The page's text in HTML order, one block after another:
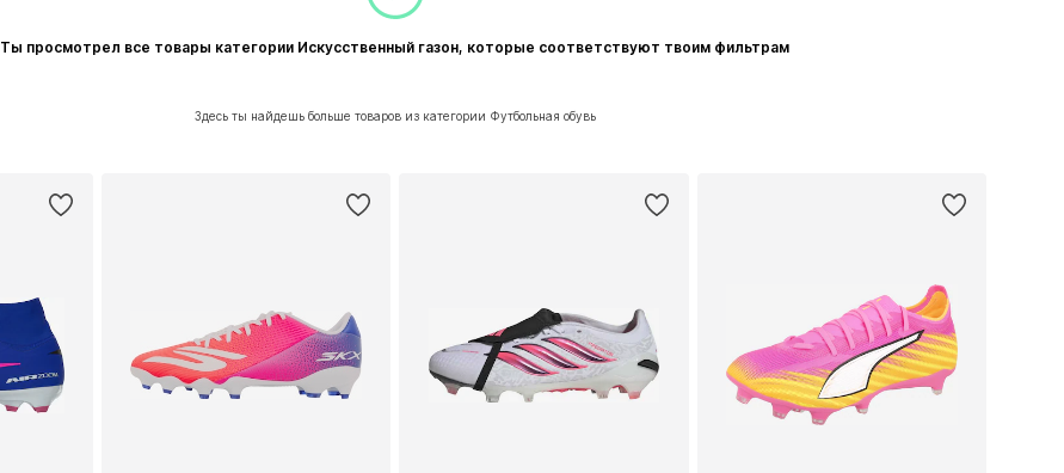
Ты просмотрел все товары категории Искусственный газон, которые соответствуют твоим фильтрам
Здесь ты найдешь больше товаров из категории Футбольная обувь